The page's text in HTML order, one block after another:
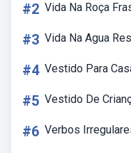
#2 Vida Na Roça
#3 Vida Na Agua
#4 Vestido Para
#5 Vestido De
#6 Verbos